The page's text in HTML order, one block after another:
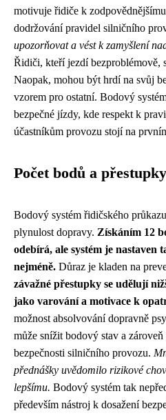
motivuje řidiče k
dodržování pravidel silničního
upozorňovat a vést k zamyšlení
Řidiči, kteří jezdí bezproblémově,
Naopak, mohou být hrdí na svůj
vzorem pro ostatní. Bodový
bezpečné jízdy, kde respekt k
účastníkům provozu stojí na
Počet bodů a přestupky
Bodový systém řidičského
plynulost dopravy. Získáním 12
odebírá, ale systém je nastaven
nejméně. Důraz je kladen na
závažné přestupky se udělují
jako varování a motivace k
možnost absolvování dopravně
může snížit bodový stav a
bezpečnosti silničního provozu.
přednášky uvědomilo rizikové
lepšímu. Bodový systém tak
především nástroj k dosažení